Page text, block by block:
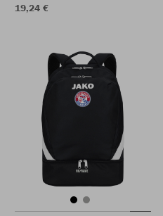
19,24 €